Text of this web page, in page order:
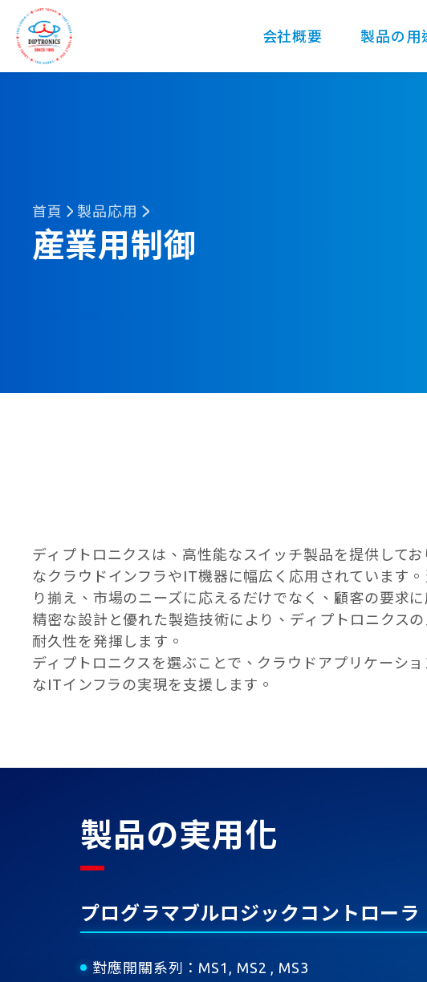
会社概要 製品の用
首頁 製品応用
産業用制御
ディプトロニクスは、高性能なスイッチ製品を提供して
なクラウドインフラやIT機器に幅広く応用されています
り揃え、市場のニーズに応えるだけでなく、顧客の要求
精密な設計と優れた製造技術により、ディプトロニクス
耐久性を発揮します。
ディプトロニクスを選ぶことで、クラウドアプリケーシ
なITインフラの実現を支援します。
製品の実用化
プログラマブルロジックコントローラ
對應開關系列 ： MS1, MS2 , MS3